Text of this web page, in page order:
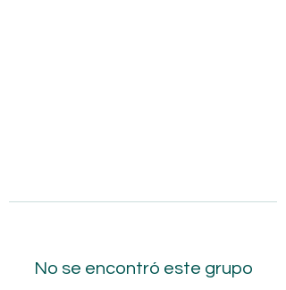
No se encontró este grupo